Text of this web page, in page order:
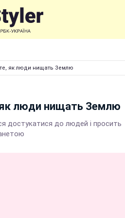
як люди нищать Землю
як люди нищать Землю
достукатися до людей і просить